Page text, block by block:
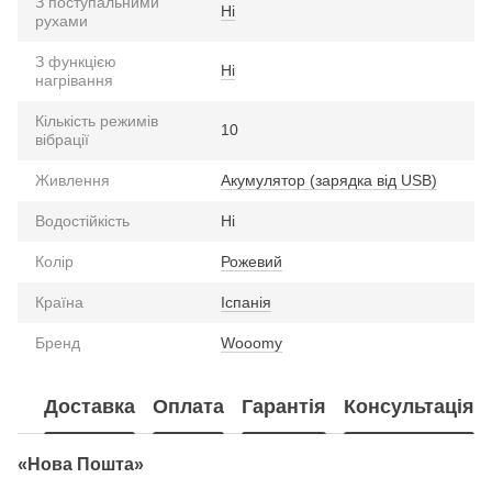
рухами
Ні
З функцією
нагрівання
Ні
Кількість режимів
вібрації
10
Живлення Акумулятор (зарядка від USB)
Водостійкість Ні
Колір Рожевий
Країна Іспанія
Бренд Wooomy
Доставка Оплата Гарантія Консультація
«Нова Пошта»